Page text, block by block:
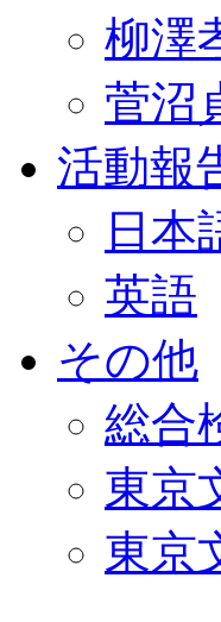
柳澤
菅沼
活動報
日本
英語
その他
総合
東京
東京